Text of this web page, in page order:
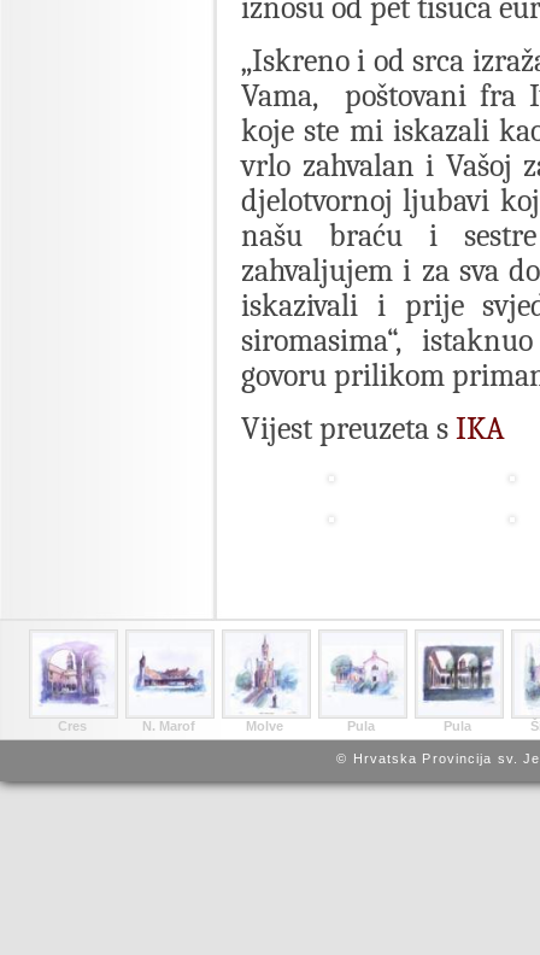
iznosu od pet tisuća
„Iskreno i od srca
Vama, poštovani fra
koje ste mi iskazali
vrlo zahvalan i Vašoj
djelotvornoj ljubavi
našu braću i
zahvaljujem i za sva
iskazivali i prije
siromasima“,
govoru prilikom
Vijest preuzeta s IKA
Cres N. Marof Molve Pula Pula
© Hrvatska Provincija sv.